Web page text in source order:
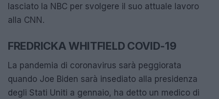
lasciato la NBC per svolgere il suo attuale lavoro
alla CNN.
FREDRICKA WHITFIELD COVID-19
La pandemia di coronavirus sarà peggiorata
quando Joe Biden sarà insediato alla presidenza
degli Stati Uniti a gennaio, ha detto un medico di